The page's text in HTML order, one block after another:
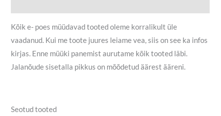
Kõik e- poes müüdavad tooted oleme korralikult üle
vaadanud. Kui me toote juures leiame vea, siis on see ka infos
kirjas. Enne müüki panemist aurutame kõik tooted läbi.
Jalanõude sisetalla pikkus on mõõdetud äärest ääreni.
Seotud tooted